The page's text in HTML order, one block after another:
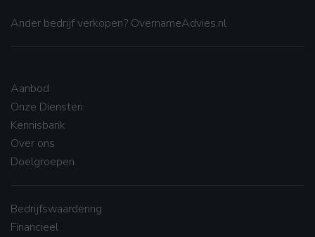
Ander bedrijf verkopen? OvernameAdvies.nl
Aanbod
Onze Diensten
Kennisbank
Over ons
Doelgroepen
Bedrijfswaardering
Financieel